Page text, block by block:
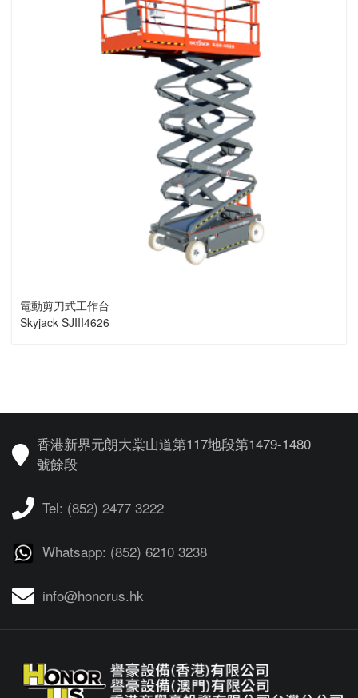
電動剪刀式工作台
Skyjack SJIII4626
香港新界元朗大棠山道第117地段第1479-1480
號餘段
Tel: (852) 2477 3222
Whatsapp: (852) 6210 3238
info@honorus.hk